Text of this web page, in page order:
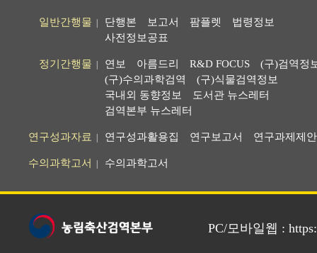
일반간행물 단행본 보고서 팜플렛
법령정보
사전정보공표
정기간행물 연보 아름드리 R&D FOCUS
(구)검역정
(구)수의과학검역
(구)식물검역정보
국내외 동향정보
도서관 뉴스레터
검역본부 뉴스레터
연구성과자료 연구성과활용집 연구보고서 연구과제제
수의과학고서 수의과학고서
PC/모바일웹 :